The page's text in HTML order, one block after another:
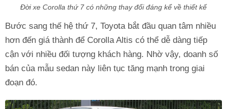
Đời xe Corolla thứ 7 có những thay đổi đáng kể về thiết kế
Bước sang thế hệ thứ 7, Toyota bắt đầu quan tâm nhiều
hơn đến giá thành để Corolla Altis có thể dễ dàng tiếp
cận với nhiều đối tượng khách hàng. Nhờ vậy, doanh số
bán của mẫu sedan này liên tục tăng mạnh trong giai
đoạn đó.